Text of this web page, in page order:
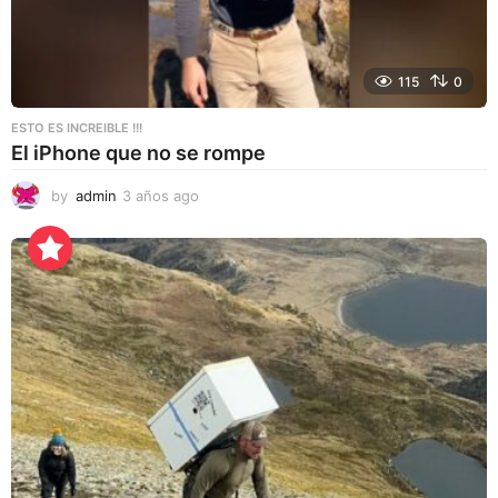
115 0
ESTO ES INCREIBLE !!!
El iPhone que no se rompe
by admin 3 años ago
ñ
o
s
a
o